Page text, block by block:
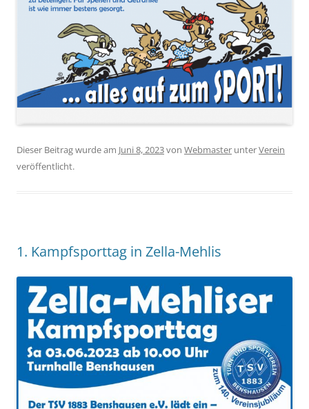
Dieser Beitrag wurde am Juni 8, 2023von Webmaster unterVerein
veröffentlicht.
1. Kampfsporttag in Zella-Mehlis